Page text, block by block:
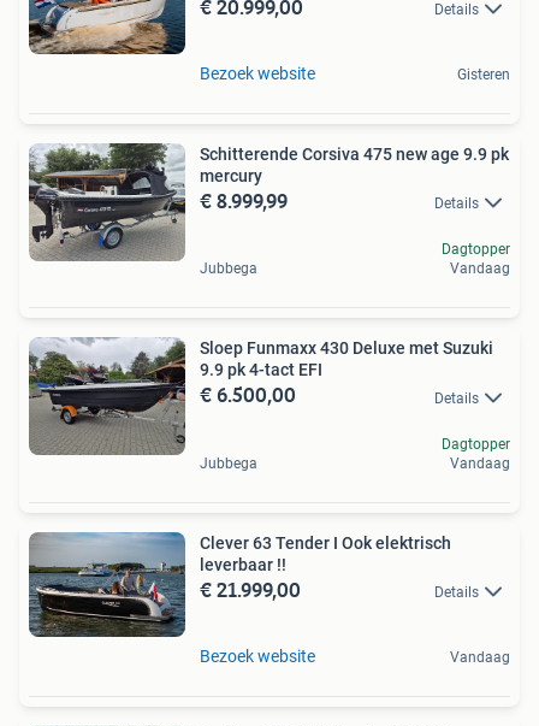
Details
Bezoek website Gisteren
Schitterende Corsiva 475 new age 9.9 pk
mercury
€ 8.999,99 Details
Jubbega
Dagtopper
Vandaag
Sloep Funmaxx 430 Deluxe met Suzuki
9.9 pk 4-tact EFI
€ 6.500,00 Details
Jubbega
Dagtopper
Vandaag
Clever 63 Tender I Ook elektrisch
leverbaar !!
€ 21.999,00 Details
Bezoek website Vandaag